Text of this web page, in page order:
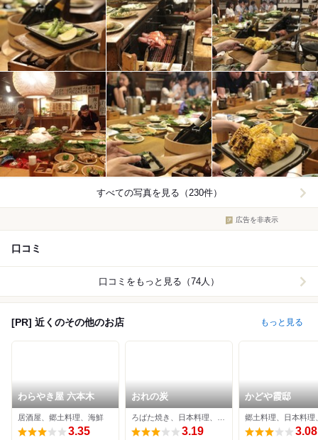
すべての写真を見る（230件）
広告を非表示
口コミ
口コミをもっと見る（74人）
[PR] 近くのその他のお店 もっと見る
わらやき屋 六本木
居酒屋、郷土料理、海鮮
3.35
おれの炭
3.19
かどや霞邸
3.08